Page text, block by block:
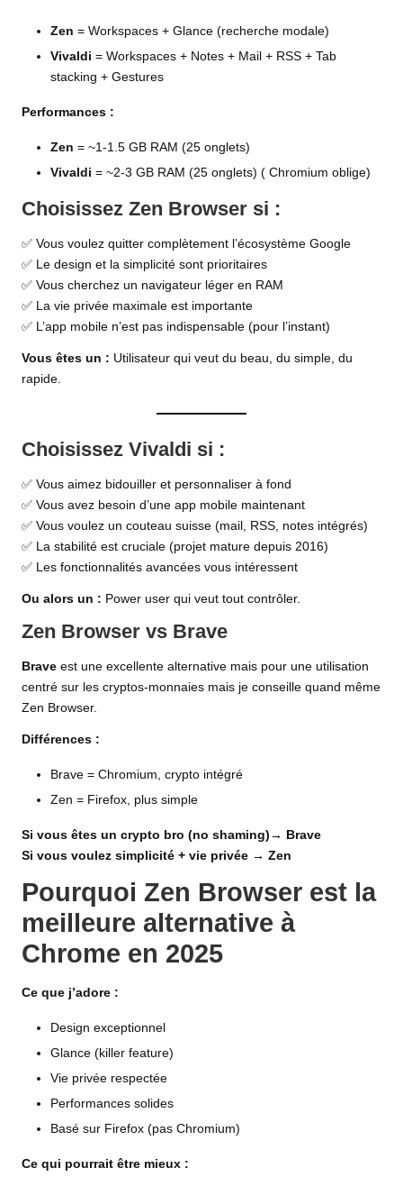
Zen = Workspaces + Glance (recherche modale)
Vivaldi = Workspaces + Notes + Mail + RSS + Tab
stacking + Gestures
Performances :
Zen = ~1-1.5 GB RAM (25 onglets)
Vivaldi = ~2-3 GB RAM (25 onglets) ( Chromium oblige)
Choisissez Zen Browser si :
✅ Vous voulez quitter complètement l’écosystème Google
✅ Le design et la simplicité sont prioritaires
✅ Vous cherchez un navigateur léger en RAM
✅ La vie privée maximale est importante
✅ L’app mobile n’est pas indispensable (pour l’instant)
Vous êtes un : Utilisateur qui veut du beau, du simple, du
rapide.
Choisissez Vivaldi si :
✅ Vous aimez bidouiller et personnaliser à fond
✅ Vous avez besoin d’une app mobile maintenant
✅ Vous voulez un couteau suisse (mail, RSS, notes intégrés)
✅ La stabilité est cruciale (projet mature depuis 2016)
✅ Les fonctionnalités avancées vous intéressent
Ou alors un : Power user qui veut tout contrôler.
Zen Browser vs Brave
Brave est une excellente alternative mais pour une utilisation
centré sur les cryptos-monnaies mais je conseille quand même
Zen Browser.
Différences :
Brave = Chromium, crypto intégré
Zen = Firefox, plus simple
Si vous êtes un crypto bro (no shaming)→ Brave
Si vous voulez simplicité + vie privée → Zen
Pourquoi Zen Browser est la
meilleure alternative à
Chrome en 2025
Ce que j’adore :
Design exceptionnel
Glance (killer feature)
Vie privée respectée
Performances solides
Basé sur Firefox (pas Chromium)
Ce qui pourrait être mieux :